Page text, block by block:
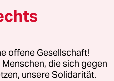
zu Hilfe, welches
ablehnt. Ein
Recht darauf , seinem
zu verbieten ,
die Haupttätigkeit gefährdet
ein gefährliches
offene Gesellschaft!
die sich gegen
unsere Solidarität.